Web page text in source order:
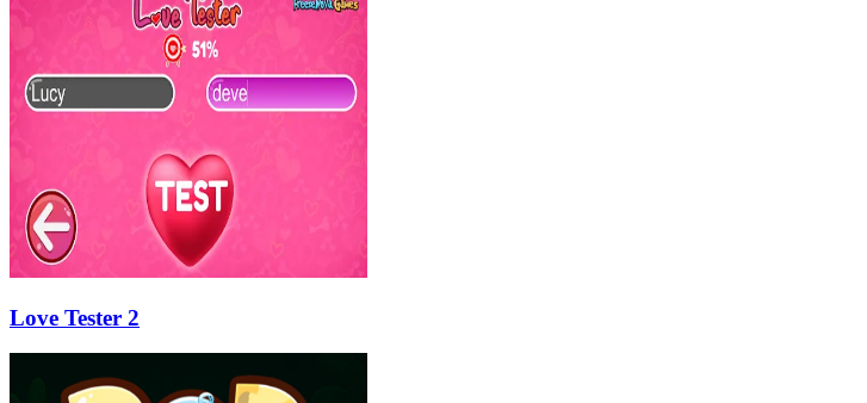
Love Tester 2